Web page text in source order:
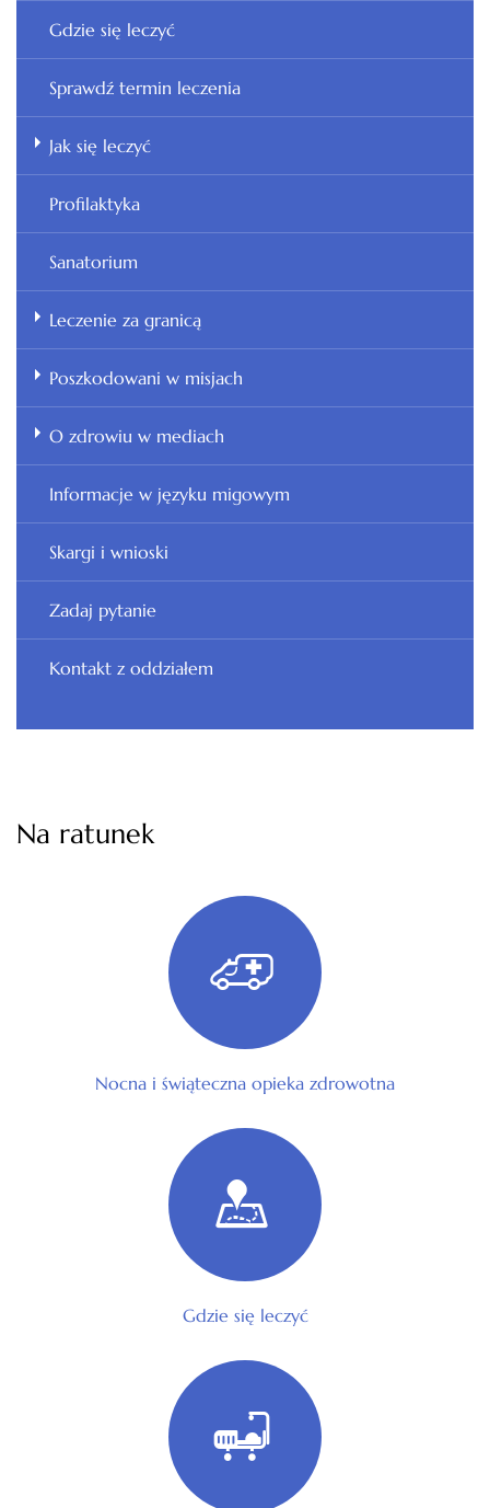
Gdzie się leczyć
Sprawdź termin leczenia
Jak się leczyć
Profilaktyka
Sanatorium
Leczenie za granicą
Poszkodowani w misjach
O zdrowiu w mediach
Informacje w języku migowym
Skargi i wnioski
Zadaj pytanie
Kontakt z oddziałem
Na ratunek
Nocna i świąteczna opieka zdrowotna
Gdzie się leczyć